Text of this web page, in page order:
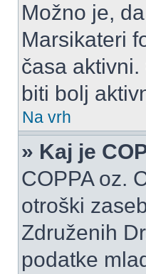
Možno je,
Marsikateri
časa
biti bolj
Na vrh
» Kaj je
COPPA oz.
otroški
Združenih
podatke